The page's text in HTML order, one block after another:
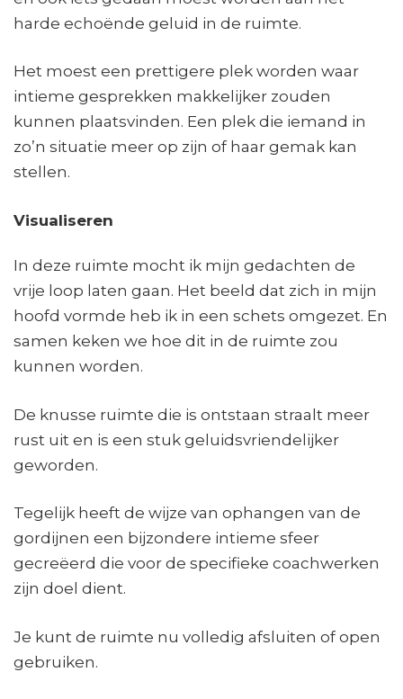
harde echoënde geluid in de ruimte.
Het moest een prettigere plek worden waar
intieme gesprekken makkelijker zouden
kunnen plaatsvinden. Een plek die iemand in
zo’n situatie meer op zijn of haar gemak kan
stellen.
Visualiseren
In deze ruimte mocht ik mijn gedachten de
vrije loop laten gaan. Het beeld dat zich in mijn
hoofd vormde heb ik in een schets omgezet. En
samen keken we hoe dit in de ruimte zou
kunnen worden.
De knusse ruimte die is ontstaan straalt meer
rust uit en is een stuk geluidsvriendelijker
geworden.
Tegelijk heeft de wijze van ophangen van de
gordijnen een bijzondere intieme sfeer
gecreëerd die voor de specifieke coachwerken
zijn doel dient.
Je kunt de ruimte nu volledig afsluiten of open
gebruiken.